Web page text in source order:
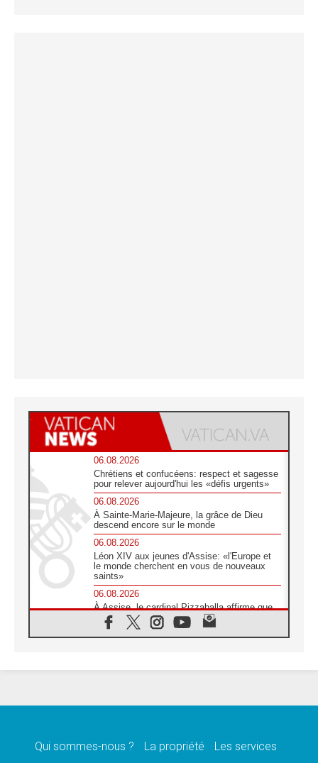
06.08.2026
Chrétiens et confucéens: respect et sagesse
pour relever aujourd'hui les «défis urgents»
06.08.2026
À Sainte-Marie-Majeure, la grâce de Dieu
descend encore sur le monde
06.08.2026
Léon XIV aux jeunes d'Assise: «l'Europe et
le monde cherchent en vous de nouveaux
saints»
06.08.2026
À Assise, le cardinal Pizzaballa affirme que
«les chrétiens veulent la paix»
06.08.2026
message de paix et de dignité humaine»
Qui sommes-nous ? La propriété Les services